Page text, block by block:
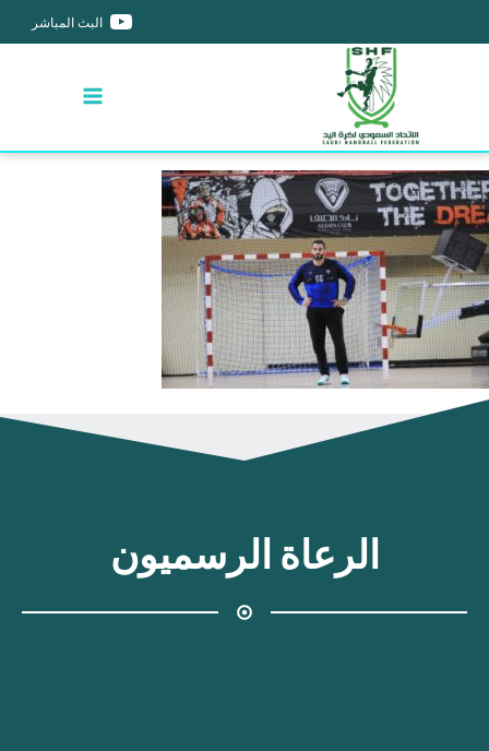
البث المباشر
الرعاة الرسميون